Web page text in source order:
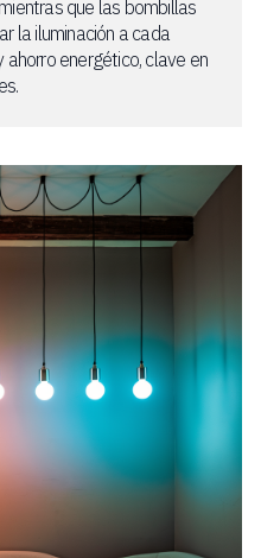
que las bombillas
la iluminación a cada
energético, clave en